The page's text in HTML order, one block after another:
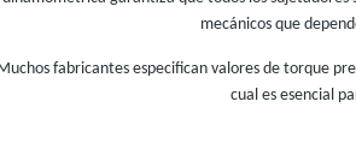
mecánicos que
fabricantes especifican valores de torque
cual es esencial